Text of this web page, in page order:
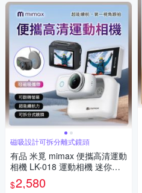
磁吸設計可拆分離式鏡頭
有品 米覓 mimax 便攜高清運動
相機 LK-018 運動相機 迷你相
機 微型相機 APP與Wi-Fi連線
$2,580